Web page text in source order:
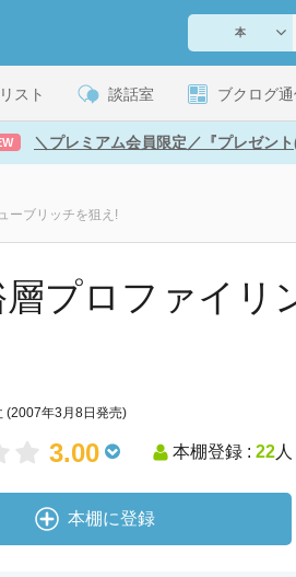
スト 談話室 ブクログ
＼プレミアム会員限定／『プレゼン
ーブリッチを狙え!
プロファイリ
(2007年3月8日発売)
3.00 本棚登録 : 22人
本棚に登録